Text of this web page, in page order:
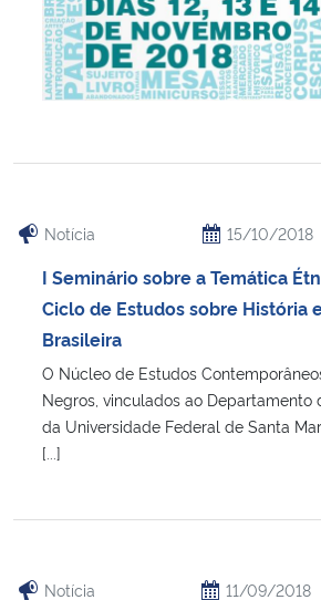
Notícia 15/10/2018
I Seminário sobre a Temática
Ciclo de Estudos sobre História
Brasileira
O Núcleo de Estudos
Negros, vinculados ao Departamento
da Universidade Federal de Santa
[...]
Notícia 11/09/2018